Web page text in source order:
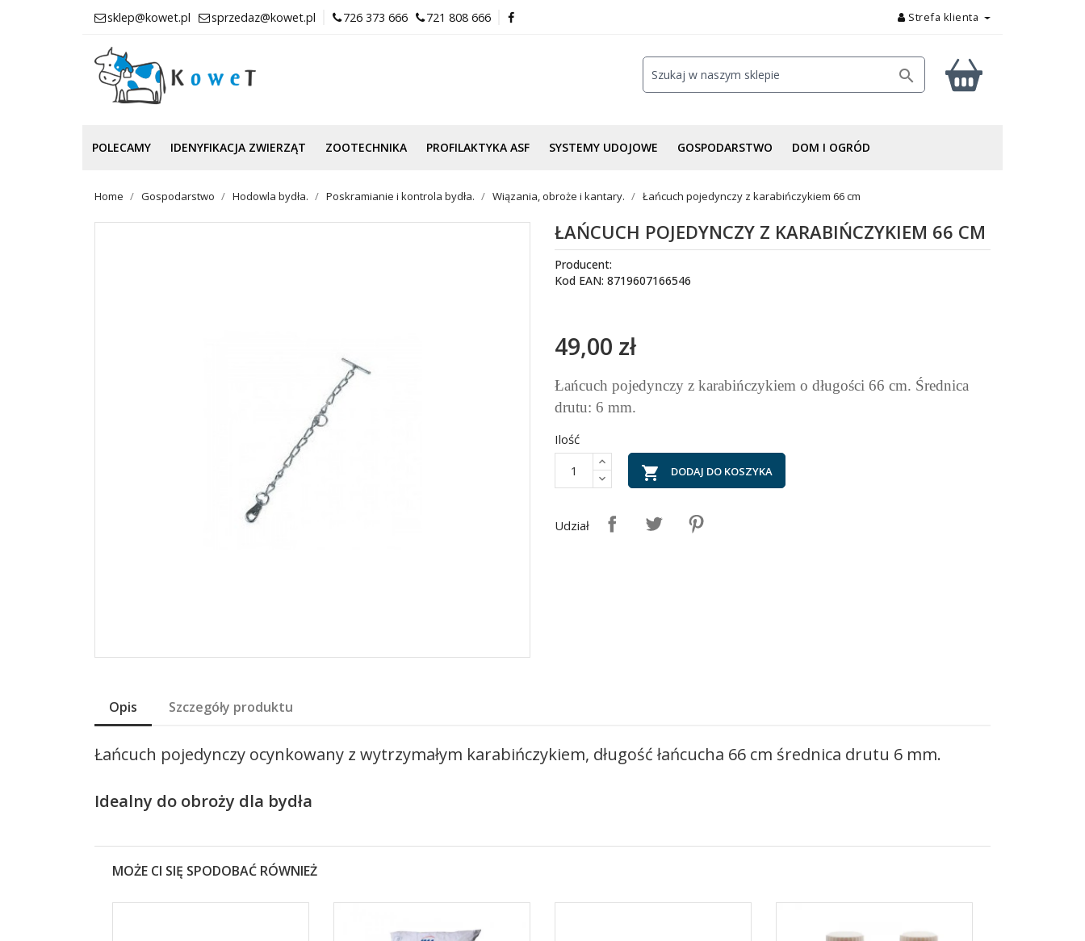
sklep@kowet.pl sprzedaz@kowet.pl 726 373 666 721 808 666 Strefa klienta

POLECAMY IDENYFIKACJA ZWIERZĄT ZOOTECHNIKA PROFILAKTYKA ASF SYSTEMY UDOJOWE GOSPODARSTWO DOM I OGRÓD
Home Gospodarstwo Hodowla bydła. Poskramianie i kontrola bydła. Wiązania, obroże i kantary. Łańcuch pojedynczy z karabińczykiem 66 cm
ŁAŃCUCH POJEDYNCZY Z KARABIŃCZYKIEM 66 CM
Producent:
Kod EAN: 8719607166546
49,00 zł
Łańcuch pojedynczy z karabińczykiem o długości 66 cm. Średnica
drutu: 6 mm.
Ilość
 DODAJ DO KOSZYKA
Udział
Opis Szczegóły produktu
Łańcuch pojedynczy ocynkowany z wytrzymałym karabińczykiem, długość łańcucha 66 cm średnica drutu 6 mm.
Idealny do obroży dla bydła
MOŻE CI SIĘ SPODOBAĆ RÓWNIEŻ